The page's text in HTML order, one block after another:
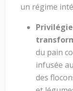
un régime
du pain
infusée
des